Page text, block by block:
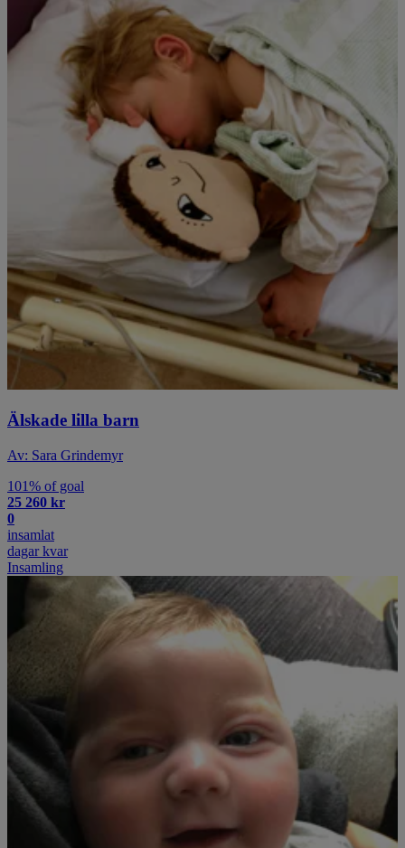
Älskade lilla barn
Av: Sara Grindemyr
101% of goal
25 260 kr
0
insamlat
dagar kvar
Insamling